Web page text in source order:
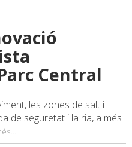
Central
les zones de salt i
de seguretat i la ria, a més